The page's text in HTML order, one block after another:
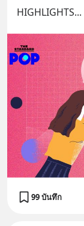
HIGHLIGHTS...
99 บันทึก